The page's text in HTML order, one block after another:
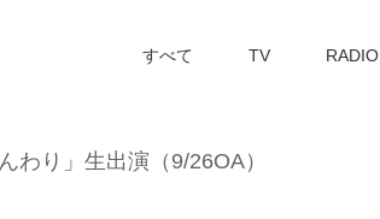
すべて TV RADIO
わり」生出演（9/26OA）